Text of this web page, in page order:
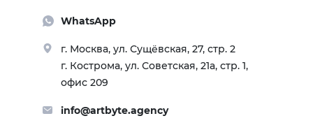
WhatsApp
г. Москва, ул. Сущёвская, 27, стр. 2
г. Кострома, ул. Советская, 21а, стр. 1,
офис 209
info@artbyte.agency